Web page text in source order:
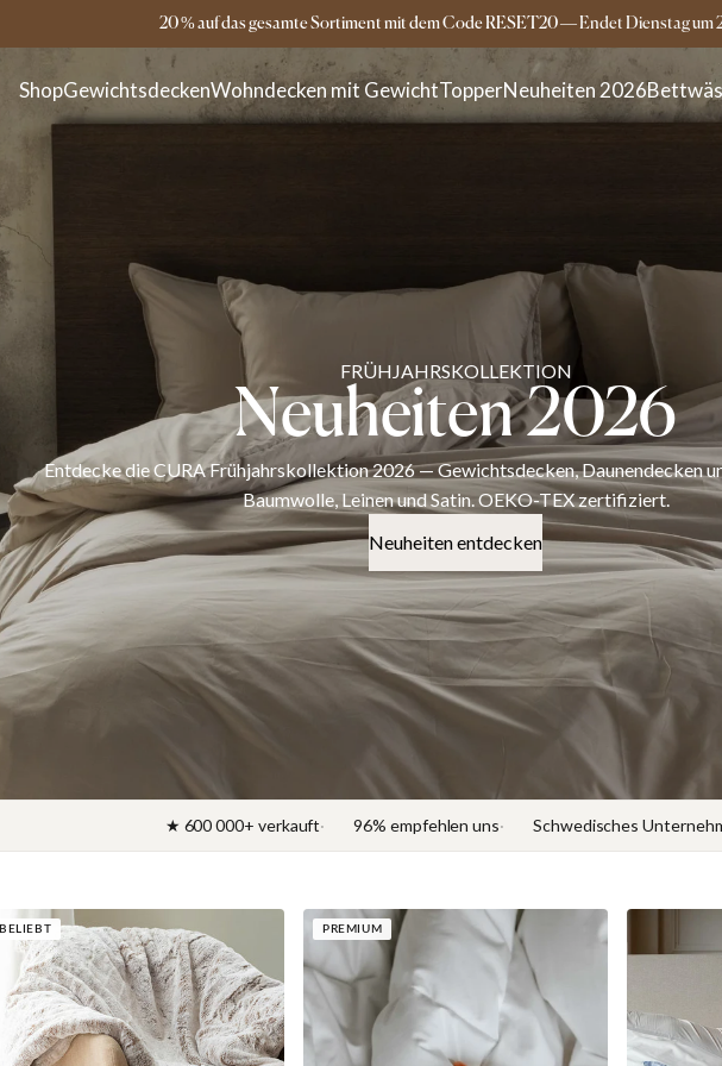
20 % auf das gesamte Sortiment mit dem Code RESET20— Endet Dienstagum
Versandkostenfrei ab 149€ 3-5 Tage
ShopGewichtsdeckenWohndecken mit GewichtTopperNeuheiten 2026
FRÜHJAHRSKOLLEKTION
Neuheiten 2026
Entdecke die CURA Frühjahrskollektion 2026 — Gewichtsdecken, Daunendecken
Baumwolle, Leinen und Satin. OEKO-TEX zertifiziert.
Neuheiten entdecken
★ 600 000+ verkauft 96% empfehlen uns Schwedisches
BELIEBT PREMIUM